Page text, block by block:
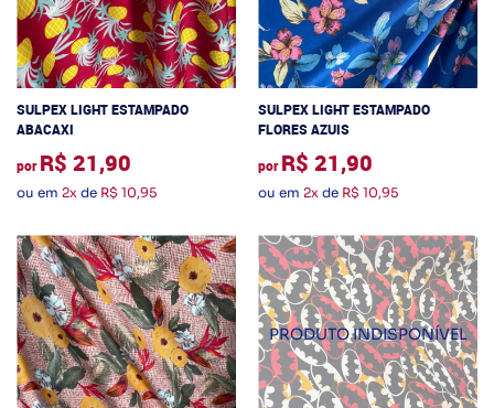
SULPEX LIGHT ESTAMPADO
ABACAXI
por R$ 21,90
ou em 2x de R$ 10,95
SULPEX LIGHT ESTAMPADO
FLORES AZUIS
por R$ 21,90
ou em 2x de R$ 10,95